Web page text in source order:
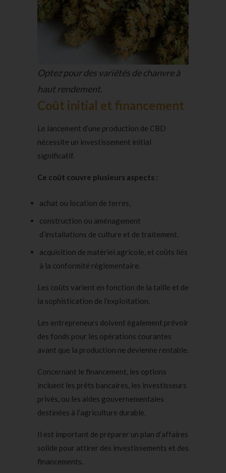
Optez pour des variétés de chanvre à
haut rendement.
Coût initial et financement
Le lancement d’une production de CBD
nécessite un investissement initial
significatif.
Ce coût couvre plusieurs aspects :
achat ou location de terres,
construction ou aménagement
d’installations de culture et de traitement,
acquisition de matériel agricole, et coûts liés
à la conformité réglementaire.
Les coûts varient en fonction de la taille et de
la sophistication de l’exploitation.
Les entrepreneurs doivent également prévoir
des fonds pour les opérations courantes
avant que la production ne devienne rentable.
Concernant le financement, les options
incluent les prêts bancaires, les investisseurs
privés, ou les aides gouvernementales
destinées à l’agriculture durable.
Il est important de préparer un plan d’affaires
solide pour attirer des investissements et des
financements.